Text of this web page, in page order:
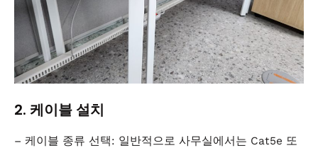
2. 케이블 설치
– 케이블 종류 선택: 일반적으로 사무실에서는 Cat5e 또